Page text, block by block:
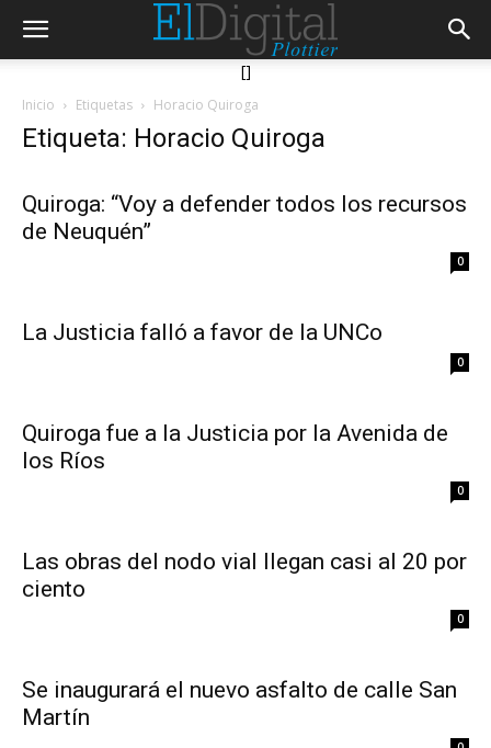
[]
Inicio Etiquetas Horacio Quiroga
Etiqueta: Horacio Quiroga
Quiroga: “Voy a defender todos los recursos
de Neuquén”
0
La Justicia falló a favor de la UNCo
0
Quiroga fue a la Justicia por la Avenida de
los Ríos
0
Las obras del nodo vial llegan casi al 20 por
ciento
0
Se inaugurará el nuevo asfalto de calle San
Martín